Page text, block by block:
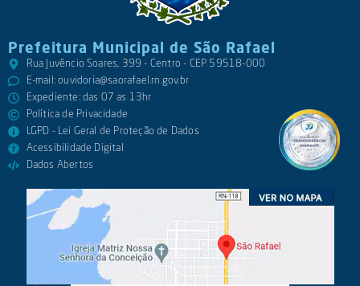
Prefeitura Municipal de São Rafael
Rua Juvêncio Soares, 399 - Centro - CEP 59518-000
E-mail:ouvidoria@saorafael.rn.gov.br
Expediente: das 07 as 13hr
Política de Privacidade
LGPD - Lei Geral de Proteção de Dados
Acessibilidade Digital
Dados Abertos